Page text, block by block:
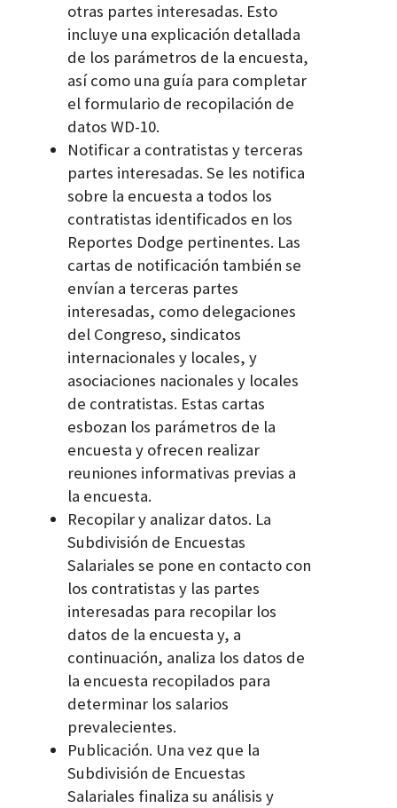
otras partes interesadas. Esto
incluye una explicación detallada
de los parámetros de la encuesta,
así como una guía para completar
el formulario de recopilación de
datos WD-10.
Notificar a contratistas y terceras
partes interesadas. Se les notifica
sobre la encuesta a todos los
contratistas identificados en los
Reportes Dodge pertinentes. Las
cartas de notificación también se
envían a terceras partes
interesadas, como delegaciones
del Congreso, sindicatos
internacionales y locales, y
asociaciones nacionales y locales
de contratistas. Estas cartas
esbozan los parámetros de la
encuesta y ofrecen realizar
reuniones informativas previas a
la encuesta.
Recopilar y analizar datos. La
Subdivisión de Encuestas
Salariales se pone en contacto con
los contratistas y las partes
interesadas para recopilar los
datos de la encuesta y, a
continuación, analiza los datos de
la encuesta recopilados para
determinar los salarios
prevalecientes.
Publicación. Una vez que la
Subdivisión de Encuestas
Salariales finaliza su análisis y